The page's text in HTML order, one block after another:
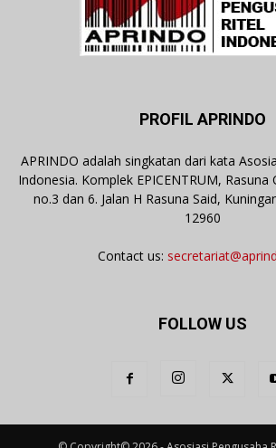
PROFIL APRINDO
APRINDO adalah singkatan dari kata
Indonesia. Komplek EPICENTRUM,
no.3 dan 6. Jalan H Rasuna Said,
12960
Contact us:
FOLLOW US